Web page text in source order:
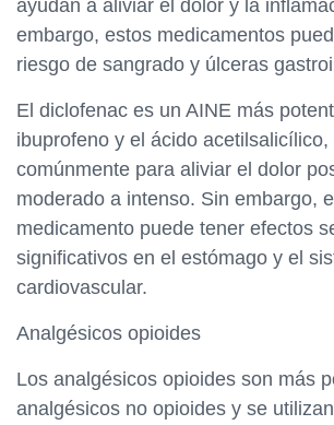
ayudan a aliviar el dolor y la
embargo, estos medicamentos
riesgo de sangrado y úlceras
El diclofenac es un AINE más
ibuprofeno y el ácido
comúnmente para aliviar el dolor
moderado a intenso. Sin embargo,
medicamento puede tener efectos
significativos en el estómago y el
cardiovascular.
Analgésicos opioides
Los analgésicos opioides son más
analgésicos no opioides y se